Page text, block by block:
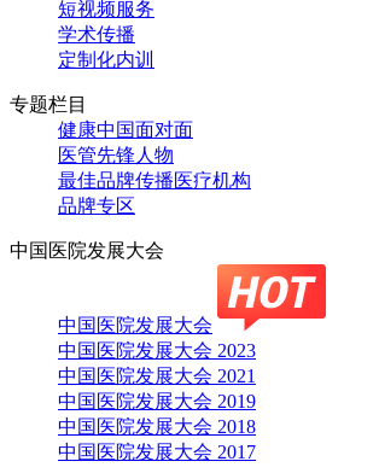
短视频服务
学术传播
定制化内训
专题栏目
健康中国面对面
医管先锋人物
最佳品牌传播医疗机构
品牌专区
中国医院发展大会
中国医院发展大会
中国医院发展大会 2023
中国医院发展大会 2021
中国医院发展大会 2019
中国医院发展大会 2018
中国医院发展大会 2017